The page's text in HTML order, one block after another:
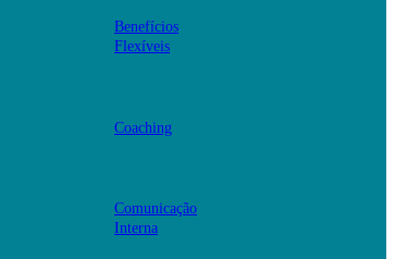
Benefícios
Flexíveis
Coaching
Comunicação
Interna